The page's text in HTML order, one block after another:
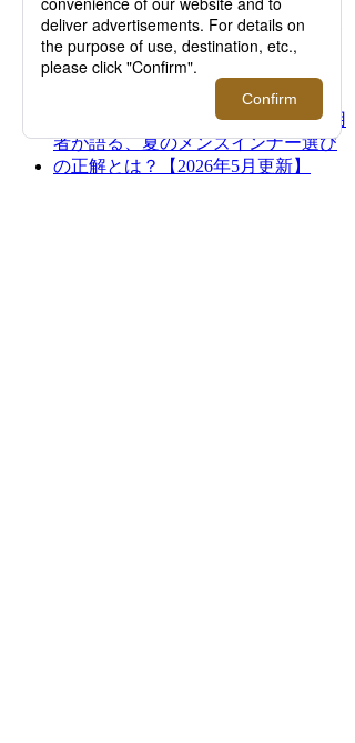
＜999.9/フォーナインズ＞夏のスタイリング
を彩るサングラスの数々が集結！【伊勢丹新
宿店】